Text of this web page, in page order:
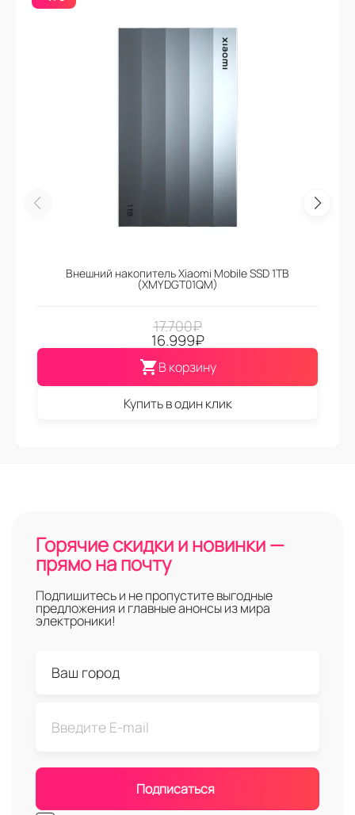
Внешний накопитель Xiaomi Mobile SSD 1TB
(XMYDGT01QM)
17.700₽
16.999₽
В корзину
Купить в один клик
Горячие скидки и новинки —
прямо на почту
Подпишитесь и не пропустите выгодные
предложения и главные анонсы из мира
электроники!
Подписаться